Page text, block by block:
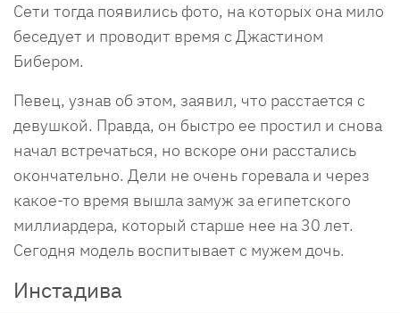
Сети тогда появились фото, на которых она мило
беседует и проводит время с Джастином
Бибером.
Певец, узнав об этом, заявил, что расстается с
девушкой. Правда, он быстро ее простил и снова
начал встречаться, но вскоре они расстались
окончательно. Дели не очень горевала и через
какое-то время вышла замуж за египетского
миллиардера, который старше нее на 30 лет.
Сегодня модель воспитывает с мужем дочь.
Инстадива